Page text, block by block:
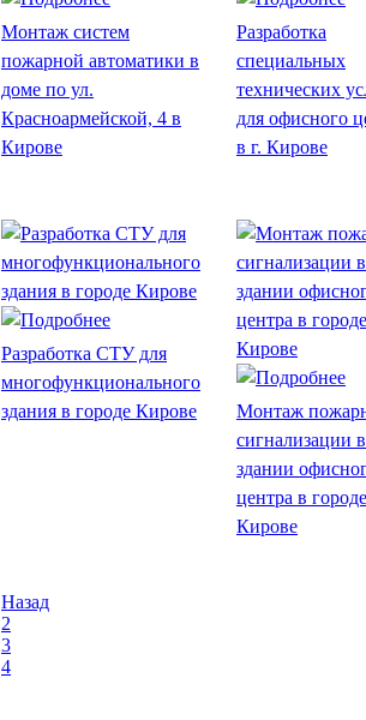
Монтаж систем
пожарной автоматики в
доме по ул.
Красноармейской, 4 в
Кирове
Разработка
специальных
технических
для офисного
в г. Кирове
Разработка СТУ для
многофункционального
здания в городе Кирове
Монтаж
сигнализации в
здании
центра в городе
Кирове
Назад
2
3
4